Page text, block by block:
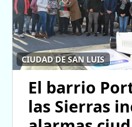
CIUDAD DE SAN LUIS
El barrio
las Sierras